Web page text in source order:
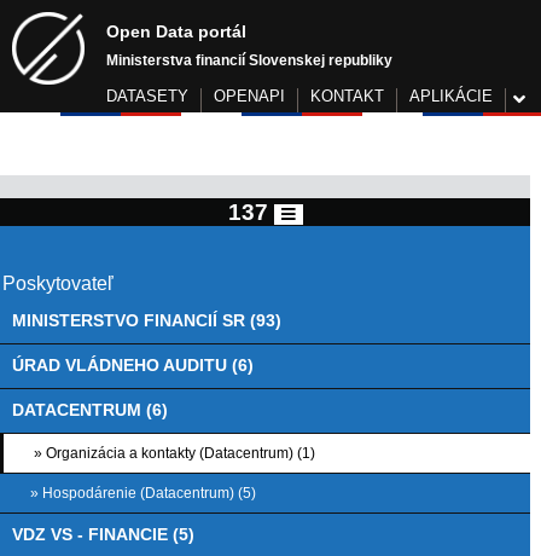
Open Data portál
Ministerstva financií Slovenskej republiky
DATASETY OPENAPI KONTAKT APLIKÁCIE
137
Poskytovateľ
MINISTERSTVO FINANCIÍ SR (93)
ÚRAD VLÁDNEHO AUDITU (6)
DATACENTRUM (6)
» Organizácia a kontakty (Datacentrum) (1)
» Hospodárenie (Datacentrum) (5)
VDZ VS - FINANCIE (5)